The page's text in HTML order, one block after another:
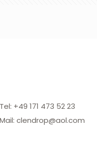
Tel: +49 171 473 52 23
Mail: clendrop@aol.com